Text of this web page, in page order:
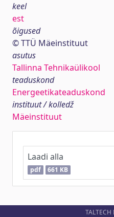
keel
est
õigused
© TTÜ Mäeinstituut
asutus
Tallinna Tehnikaülikool
teaduskond
Energeetikateaduskond
instituut / kolledž
Mäeinstituut
Laadi alla
pdf 661 KB